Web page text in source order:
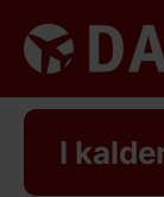
I